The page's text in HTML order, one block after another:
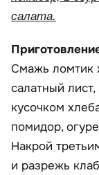
салата.
Смажь ломтик
салатный
кусочком
помидор,
Накрой
и разрежь